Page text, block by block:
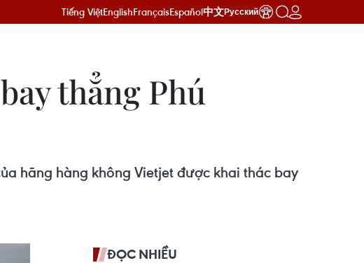
Tiếng ViệtEnglishFrançaisEspañol中文Русский
thẳng Phú
hãng hàng không Vietjet được khai thác bay
ĐỌC NHIỀU